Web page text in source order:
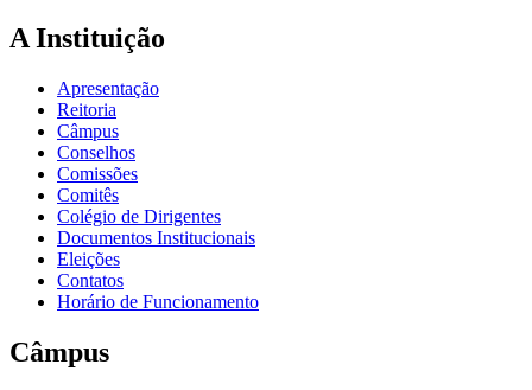
A Instituição
Apresentação
Reitoria
Câmpus
Conselhos
Comissões
Comitês
Colégio de Dirigentes
Documentos Institucionais
Eleições
Contatos
Horário de Funcionamento
Câmpus